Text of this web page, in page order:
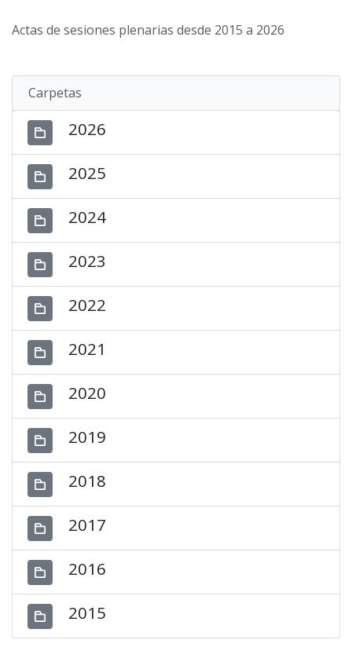
Actas de sesiones plenarias desde 2015 a 2026
Carpetas
2026
2025
2024
2023
2022
2021
2020
2019
2018
2017
2016
2015